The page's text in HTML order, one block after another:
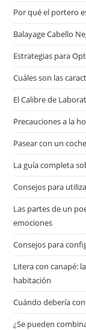
Por qué el portero
Balayage Cabello
Estrategias para
Cuáles son las
El Calibre de
Precauciones a la
Pasear con un
La guía completa
Consejos para
Las partes de un
emociones
Consejos para
Litera con canapé:
habitación
Cuándo debería
¿Se pueden